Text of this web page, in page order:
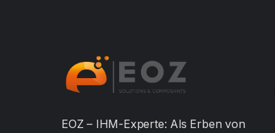
EOZ – IHM-Experte: Als Erben von